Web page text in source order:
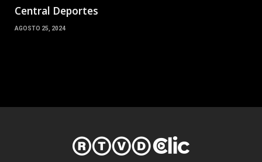
Central Deportes
AGOSTO 25, 2024